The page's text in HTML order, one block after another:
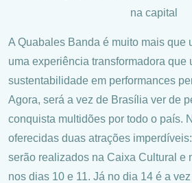
na capital
A Quabales Banda é muito mais que
uma experiência transformadora que
sustentabilidade em performances
Agora, será a vez de Brasília ver de
conquista multidões por todo o país.
oferecidas duas atrações
serão realizados na Caixa Cultural e
nos dias 10 e 11. Já no dia 14 é a